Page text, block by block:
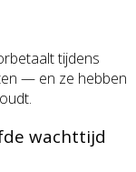
tijdens
— en ze hebben
wachttijd